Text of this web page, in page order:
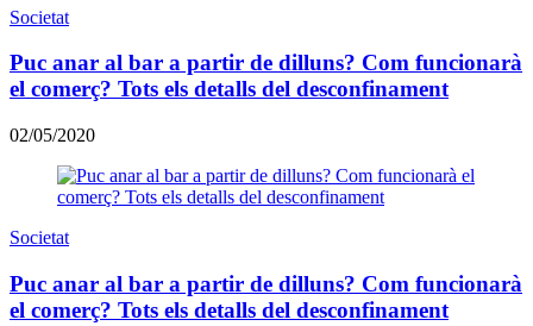
Societat
Puc anar al bar a partir de dilluns? Com funcionarà
el comerç? Tots els detalls del desconfinament
02/05/2020
Societat
Puc anar al bar a partir de dilluns? Com funcionarà
el comerç? Tots els detalls del desconfinament